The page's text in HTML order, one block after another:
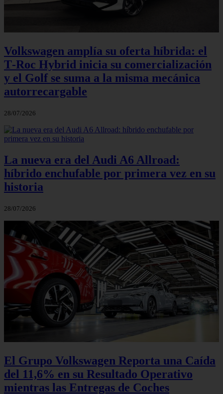
Volkswagen amplía su oferta híbrida: el
T‑Roc Hybrid inicia su comercialización
y el Golf se suma a la misma mecánica
autorrecargable
28/07/2026
La nueva era del Audi A6 Allroad:
híbrido enchufable por primera vez en su
historia
28/07/2026
El Grupo Volkswagen Reporta una Caída
del 11,6% en su Resultado Operativo
mientras las Entregas de Coches